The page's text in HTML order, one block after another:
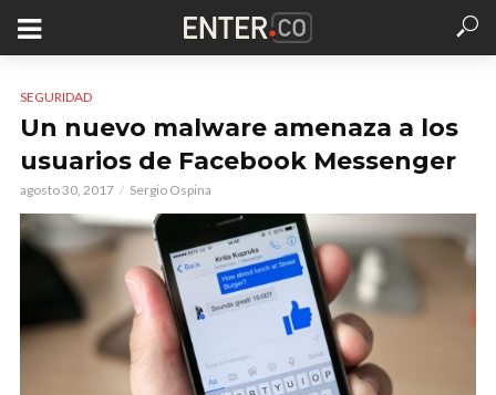
SEGURIDAD
Un nuevo malware amenaza a los
usuarios de Facebook Messenger
agosto 30, 2017 Sergio Ospina